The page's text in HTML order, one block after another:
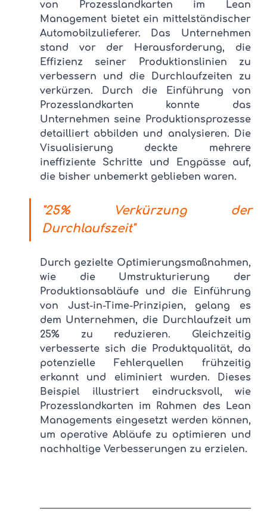
von Prozesslandkarten im Lean
Management bietet ein mittelständischer
Automobilzulieferer. Das Unternehmen
stand vor der Herausforderung, die
Effizienz seiner Produktionslinien zu
verbessern und die Durchlaufzeiten zu
verkürzen. Durch die Einführung von
Prozesslandkarten konnte das
Unternehmen seine Produktionsprozesse
detailliert abbilden und analysieren. Die
Visualisierung deckte mehrere
ineffiziente Schritte und Engpässe auf,
die bisher unbemerkt geblieben waren.
"25% Verkürzung der
Durchlaufszeit"
Durch gezielte Optimierungsmaßnahmen,
wie die Umstrukturierung der
Produktionsabläufe und die Einführung
von Just-in-Time-Prinzipien, gelang es
dem Unternehmen, die Durchlaufzeit um
25% zu reduzieren. Gleichzeitig
verbesserte sich die Produktqualität, da
potenzielle Fehlerquellen frühzeitig
erkannt und eliminiert wurden. Dieses
Beispiel illustriert eindrucksvoll, wie
Prozesslandkarten im Rahmen des Lean
Managements eingesetzt werden können,
um operative Abläufe zu optimieren und
nachhaltige Verbesserungen zu erzielen.